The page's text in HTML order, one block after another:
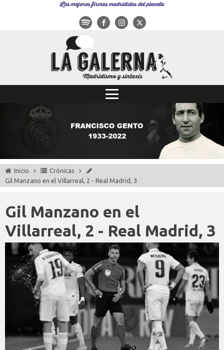
Las mejores firmas madridistas del planeta
Inicio
Crónicas
Gil Manzano en el Villarreal, 2 - Real Madrid, 3
Gil Manzano en el
Villarreal, 2 - Real Madrid, 3